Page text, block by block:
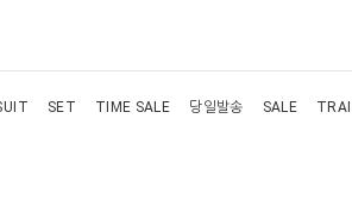
SET TIME SALE 당일발송 SALE